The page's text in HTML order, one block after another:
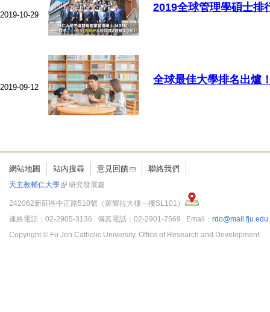
2019-10-29
2019全球管理學碩士排
2019-09-12
全球最佳大學排名出爐
網站地圖 站內搜尋 意見回饋 聯絡我們
天主教輔仁大學 研究發展處
242062新莊區中正路510號（羅耀拉大樓一樓SL101）
連絡電話：02-2905-3136 傳真電話：02-2901-7569 Email：
Copyright © Fu Jen Catholic University, Office of Research and Development